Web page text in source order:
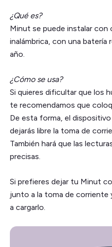
¿Qué es?
Minut se puede instalar con
inalámbrica, con una batería
año.
¿Cómo se usa?
Si quieres dificultar que los
te recomendamos que
De esta forma, el
dejarás libre la toma de
También hará que las
precisas.
Si prefieres dejar tu Minut
junto a la toma de
a cargarlo.